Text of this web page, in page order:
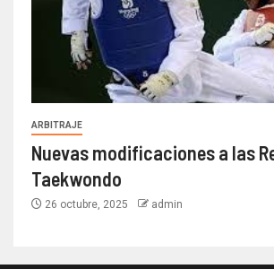
ARBITRAJE
Nuevas modificaciones a las
Taekwondo
26 octubre, 2025 admin